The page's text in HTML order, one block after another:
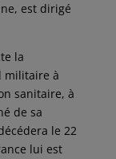
est dirigé
la
militaire à
sanitaire, à
de sa
le 22
lui est